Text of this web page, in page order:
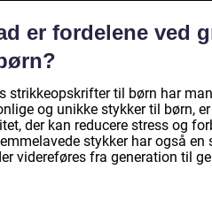
er fordelene ved
strikkeopskrifter til børn har
og unikke stykker til børn,
der kan reducere stress og
stykker har også
videreføres fra generation til